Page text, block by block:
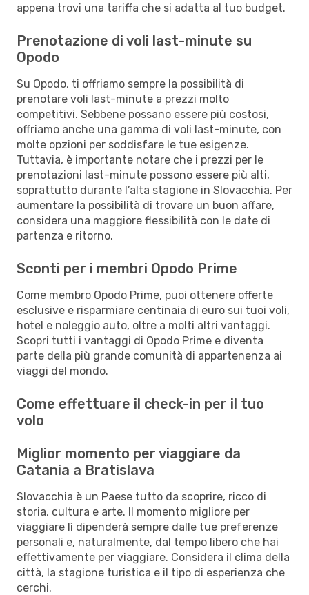
appena trovi una tariffa che si adatta al tuo budget.
Prenotazione di voli last-minute su
Opodo
Su Opodo, ti offriamo sempre la possibilità di
prenotare voli last-minute a prezzi molto
competitivi. Sebbene possano essere più costosi,
offriamo anche una gamma di voli last-minute, con
molte opzioni per soddisfare le tue esigenze.
Tuttavia, è importante notare che i prezzi per le
prenotazioni last-minute possono essere più alti,
soprattutto durante l’alta stagione in Slovacchia. Per
aumentare la possibilità di trovare un buon affare,
considera una maggiore flessibilità con le date di
partenza e ritorno.
Sconti per i membri Opodo Prime
Come membro Opodo Prime, puoi ottenere offerte
esclusive e risparmiare centinaia di euro sui tuoi voli,
hotel e noleggio auto, oltre a molti altri vantaggi.
Scopri tutti i vantaggi di Opodo Prime e diventa
parte della più grande comunità di appartenenza ai
viaggi del mondo.
Come effettuare il check-in per il tuo
volo
Miglior momento per viaggiare da
Catania a Bratislava
Slovacchia è un Paese tutto da scoprire, ricco di
storia, cultura e arte. Il momento migliore per
viaggiare lì dipenderà sempre dalle tue preferenze
personali e, naturalmente, dal tempo libero che hai
effettivamente per viaggiare. Considera il clima della
città, la stagione turistica e il tipo di esperienza che
cerchi.